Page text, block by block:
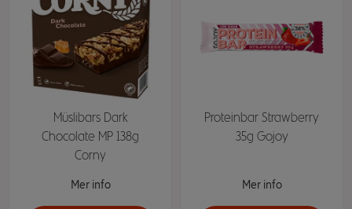
Müslibars Dark
Chocolate MP 138g
Corny
Mer info
Proteinbar Strawberry
35g Gojoy
Mer info